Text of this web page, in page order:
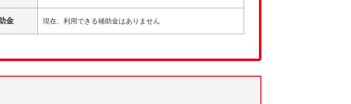
金 現在、利用できる補助金はありません